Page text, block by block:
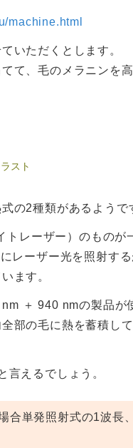
machine.html
いただくとします。
て、毛のメラニンを
スト
の2種類があるようで
レーザー）のもの
レーザー光を照射す
ます。
＋ 940 nmの製品が
部の毛に熱を蓄積し
言えるでしょう。
合単発照射式の1波長